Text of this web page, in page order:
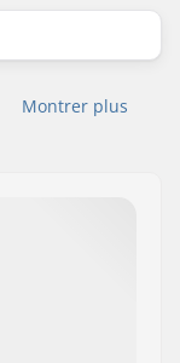
Montrer plus